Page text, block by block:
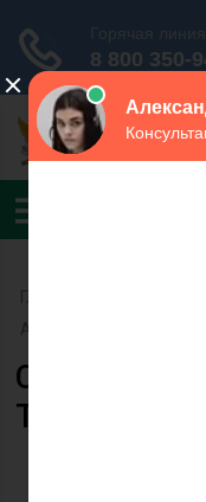
Судебный
Татьяна